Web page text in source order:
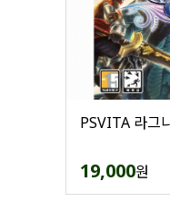
PSVITA 라그
19,000원